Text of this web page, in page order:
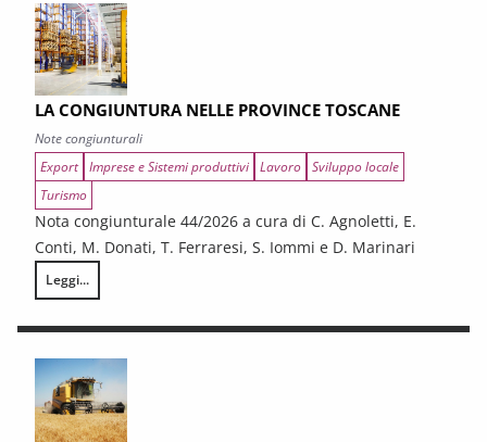
LA CONGIUNTURA NELLE PROVINCE TOSCANE
Note congiunturali
Export Imprese e Sistemi produttivi Lavoro Sviluppo locale
Turismo
Nota congiunturale 44/2026 a cura di C. Agnoletti, E.
Conti, M. Donati, T. Ferraresi, S. Iommi e D. Marinari
Leggi...
LA CONGIUNTURA NELLE PROVINCE TOSCANE